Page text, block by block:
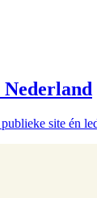
site én